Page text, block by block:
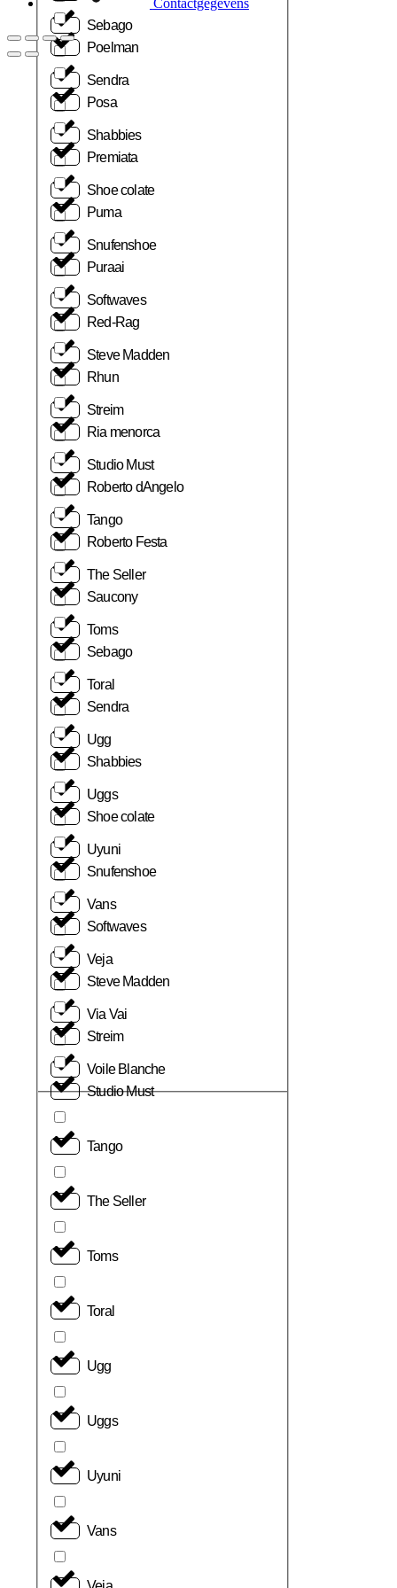
Sebago
Sendra
Shabbies
Shoe colate
Snufenshoe
Softwaves
Steve Madden
Streim
Studio Must
Tango
The Seller
Toms
Toral
Ugg
Uggs
Uyuni
Vans
Veja
Via Vai
Voile Blanche
Poelman
Posa
Premiata
Puma
Puraai
Red-Rag
Rhun
Ria menorca
Roberto dAngelo
Roberto Festa
Saucony
Sebago
Sendra
Shabbies
Shoe colate
Snufenshoe
Softwaves
Steve Madden
Streim
Studio Must
Tango
The Seller
Toms
Toral
Ugg
Uggs
Uyuni
Vans